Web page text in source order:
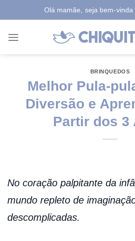
to
Olá mamãe, seja bem-vinda
BRINQUEDOS
Melhor Pula-
Diversão e
Partir dos 3
No coração palpitante da
mundo repleto de
descomplicadas.